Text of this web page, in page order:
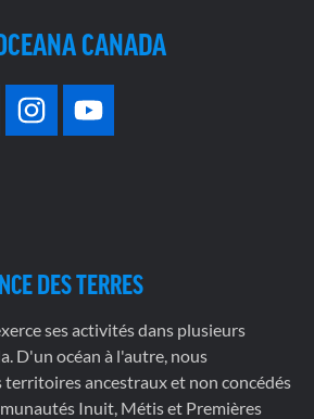
CANADA
DES TERRES
ses activités dans plusieurs
D'un océan à l'autre, nous
territoires ancestraux et non concédés
Inuit, Métis et Premières